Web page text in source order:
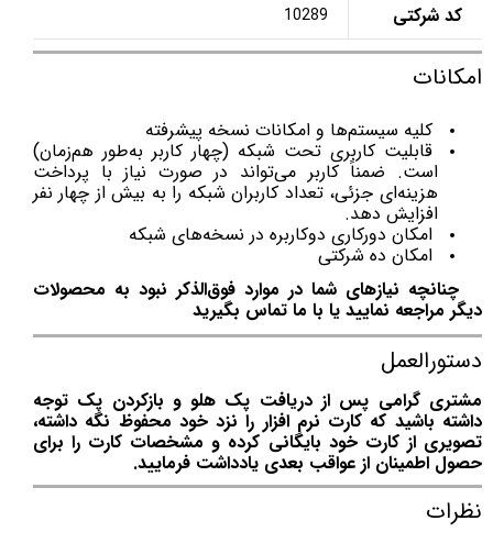
کد شرکتی 10289
امکانات
کلیه سیستم‌ها و امکانات نسخه پیشرفته
قابلیت کاربری تحت شبکه (چهار کاربر به‌طور هم‌زمان)
است. ضمناً کاربر می‌تواند در صورت نیاز با پرداخت
هزینه‌ای جزئی، تعداد کاربران شبکه را به بیش از چهار نفر
افزایش دهد.
امکان دورکاری دوکاربره در نسخه‌های شبکه
امکان ده شرکتی
چنانچه نیازهای شما در موارد فوق‌الذکر نبود به محصولات
دیگر مراجعه نمایید یا با ما تماس بگیرید
دستورالعمل
مشتری گرامی پس از دریافت پک هلو و بازکردن پک توجه
داشته باشید که کارت نرم افزار را نزد خود محفوظ نگه داشته،
تصویری از کارت خود بایگانی کرده و مشخصات کارت را برای
حصول اطمینان از عواقب بعدی یادداشت فرمایید.
نظرات